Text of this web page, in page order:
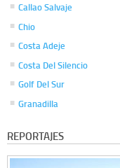
Callao Salvaje
Chio
Costa Adeje
Costa Del Silencio
Golf Del Sur
Granadilla
REPORTAJES